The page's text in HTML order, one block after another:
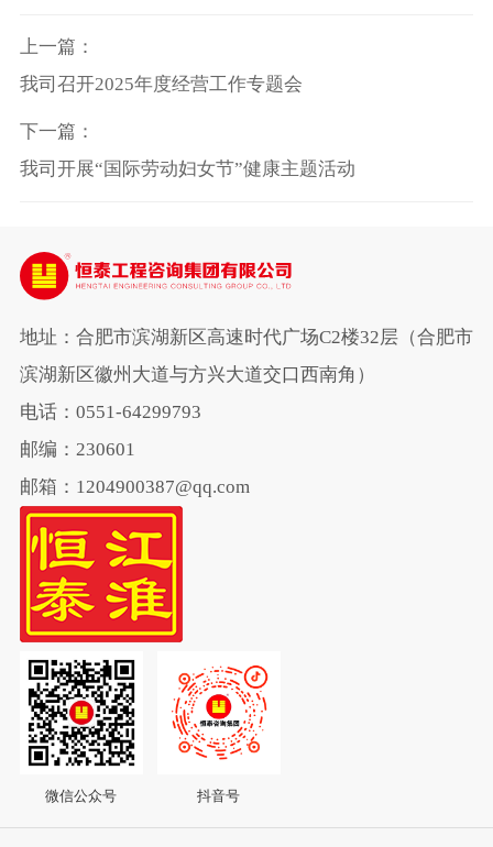
上一篇：
我司召开2025年度经营工作专题会
下一篇：
我司开展“国际劳动妇女节”健康主题活动
地址：合肥市滨湖新区高速时代广场C2楼32层（合肥市
滨湖新区徽州大道与方兴大道交口西南角）
电话：0551-64299793
邮编：230601
邮箱：1204900387@qq.com
微信公众号 抖音号